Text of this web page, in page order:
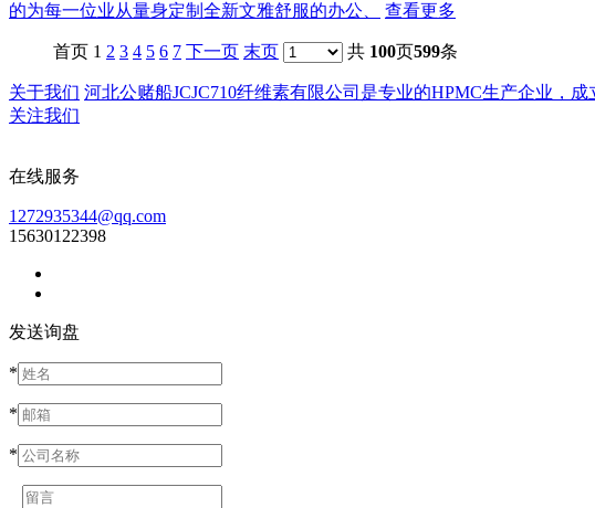
的为每一位业从量身定制全新文雅舒服的办公、
查看更多
首页 1 2 3 4 5 6 7 下一页 末页 共 100页599条
关于我们 河北公赌船JCJC710纤维素有限公司是专业的HPMC生产企业，
关注我们
在线服务
1272935344@qq.com
15630122398
发送询盘
*
*
*